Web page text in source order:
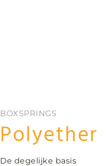
BOXSPRINGS
Polyether
De degelijke basis